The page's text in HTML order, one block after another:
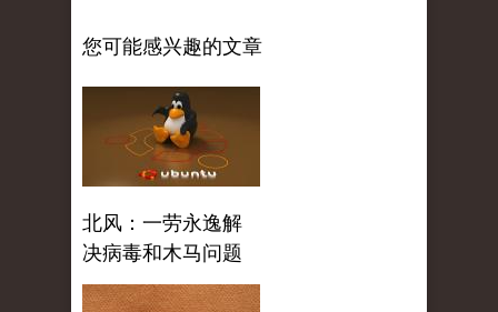
您可能感兴趣的文章
北风：一劳永逸解
决病毒和木马问题